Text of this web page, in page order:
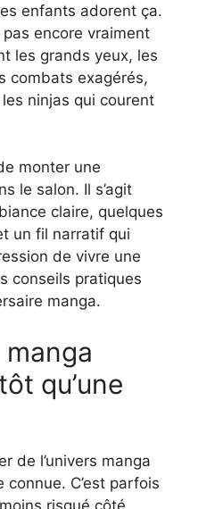
enfants adorent ça.
encore vraiment
les grands yeux, les
combats exagérés,
ninjas qui courent
monter une
le salon. Il s’agit
claire, quelques
un fil narratif qui
de vivre une
conseils pratiques
manga.
qu’une
de l’univers manga
C’est parfois
risqué côté